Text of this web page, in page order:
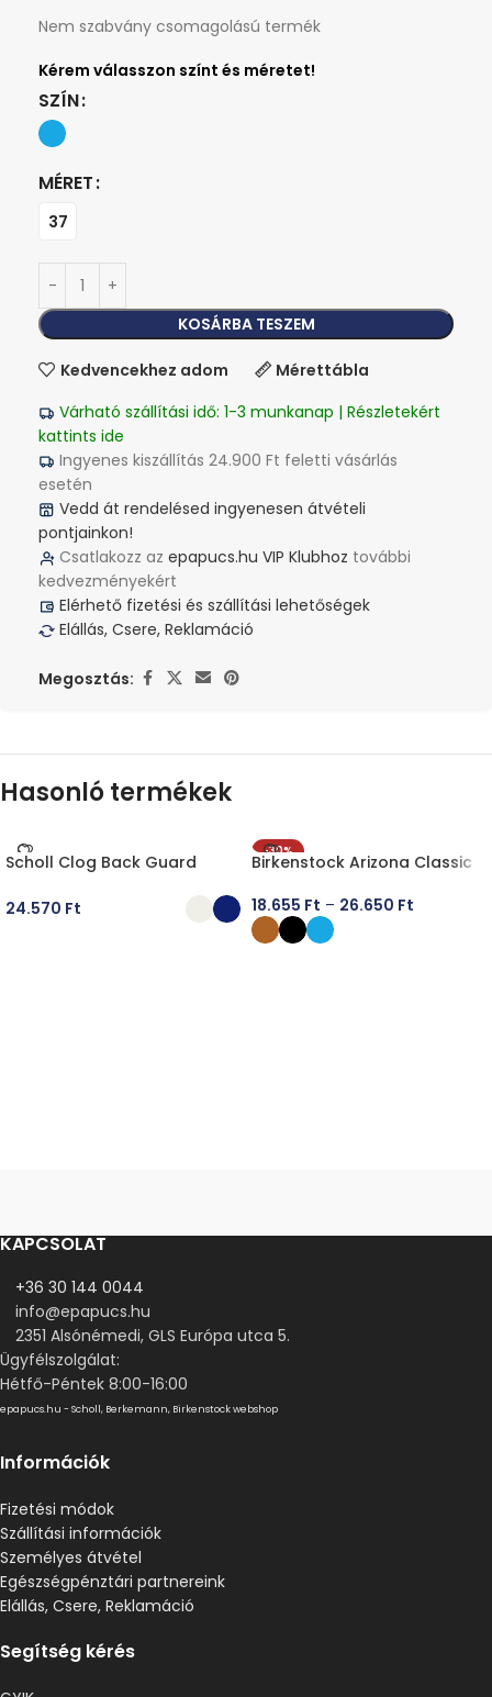
Nem szabvány csomagolású termék
SZÍN
MÉRET
37
KOSÁRBA TESZEM
Kedvencekhez adom
Mérettábla
Várható szállítási idő: 1-3 munkanap | Részletekért
kattints ide
Ingyenes kiszállítás 24.900 Ft feletti vásárlás
esetén
Vedd át rendelésed ingyenesen átvételi
pontjainkon!
Csatlakozz az epapucs.hu VIP Klubhoz további
kedvezményekért
Elérhető fizetési és szállítási lehetőségek
Elállás, Csere, Reklamáció
Megosztás:
Hasonló termékek
Scholl Clog Back Guard
24.570 Ft
-30%
Birkenstock Arizona Classic
18.655 Ft – 26.650 Ft
KAPCSOLAT
+36 30 144 0044
info@epapucs.hu
2351 Alsónémedi, GLS Európa utca 5.
Ügyfélszolgálat:
Hétfő-Péntek 8:00-16:00
epapucs.hu - Scholl, Berkemann, Birkenstock webshop
Információk
Fizetési módok
Szállítási információk
Személyes átvétel
Egészségpénztári partnereink
Elállás, Csere, Reklamáció
Segítség kérés